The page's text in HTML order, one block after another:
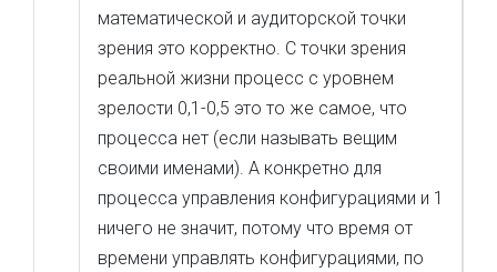
математической и аудиторской точки
зрения это корректно. С точки зрения
реальной жизни процесс с уровнем
зрелости 0,1-0,5 это то же самое, что
процесса нет (если называть вещим
своими именами). А конкретно для
процесса управления конфигурациями и 1
ничего не значит, потому что время от
времени управлять конфигурациями, по